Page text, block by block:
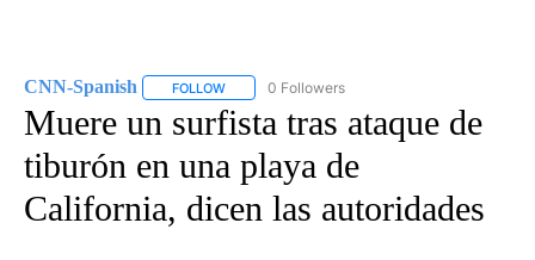
CNN-Spanish FOLLOW FOLLOW "CNN-SPANISH" TO RECEIVE
0 Followers
Muere un surfista tras ataque de
tiburón en una playa de
California, dicen las autoridades